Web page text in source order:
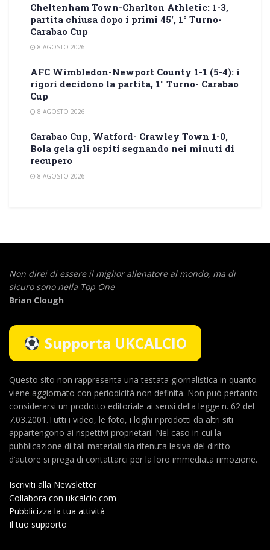
Cheltenham Town-Charlton Athletic: 1-3,
partita chiusa dopo i primi 45′, 1° Turno-
Carabao Cup
8 AGOSTO 2026
AFC Wimbledon-Newport County 1-1 (5-4): i
rigori decidono la partita, 1° Turno- Carabao
Cup
8 AGOSTO 2026
Carabao Cup, Watford- Crawley Town 1-0,
Bola gela gli ospiti segnando nei minuti di
recupero
8 AGOSTO 2026
Non direi di essere il miglior allenatore al mondo, ma di
sicuro sono nella Top One
Brian Clough
Supporta UKCALCIO
Questo sito non rappresenta una testata giornalistica in quanto
viene aggiornato con periodicità non definita. Non può pertanto
considerarsi un prodotto editoriale ai sensi della legge n. 62 del
7.03.2001.Tutti i video, le foto, i loghi riprodotti da altri siti
appartengono ai rispettivi proprietari. Nel caso in cui la
pubblicazione di tali materiali sia ritenuta lesiva del diritto
d’autore si prega di contattarci per la loro immediata rimozione.
Iscriviti alla Newsletter
Collabora con ukcalcio.com
Pubblicizza la tua attività
Il tuo supporto